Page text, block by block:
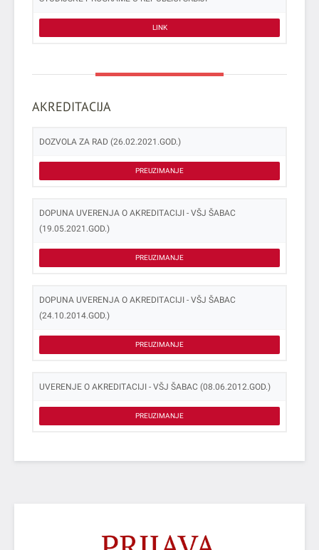
LINK
AKREDITACIJA
DOZVOLA ZA RAD (26.02.2021.GOD.)
PREUZIMANJE
DOPUNA UVERENJA O AKREDITACIJI - VŠJ ŠABAC
(19.05.2021.GOD.)
PREUZIMANJE
DOPUNA UVERENJA O AKREDITACIJI - VŠJ ŠABAC
(24.10.2014.GOD.)
PREUZIMANJE
UVERENJE O AKREDITACIJI - VŠJ ŠABAC (08.06.2012.GOD.)
PREUZIMANJE